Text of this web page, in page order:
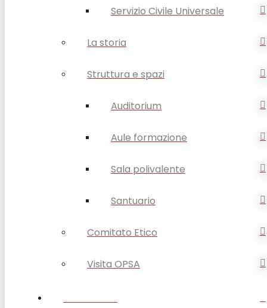
Servizio Civile Universale
La storia
Struttura e spazi
Auditorium
Aule formazione
Sala polivalente
Santuario
Comitato Etico
Visita OPSA